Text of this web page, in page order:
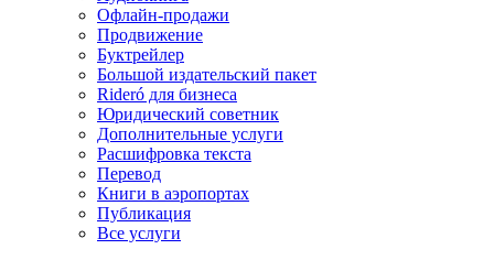
Офлайн-продажи
Продвижение
Буктрейлер
Большой издательский пакет
Rideró для бизнеса
Юридический советник
Дополнительные услуги
Расшифровка текста
Перевод
Книги в аэропортах
Публикация
Все услуги